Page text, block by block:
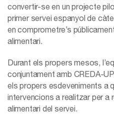
convertir-se en un projecte
primer servei espanyol de
en comprometre’s
alimentari.
Durant els propers mesos,
conjuntament amb CREDA-
els propers esdeveniments a
intervencions a realitzar per a
alimentari del servei.